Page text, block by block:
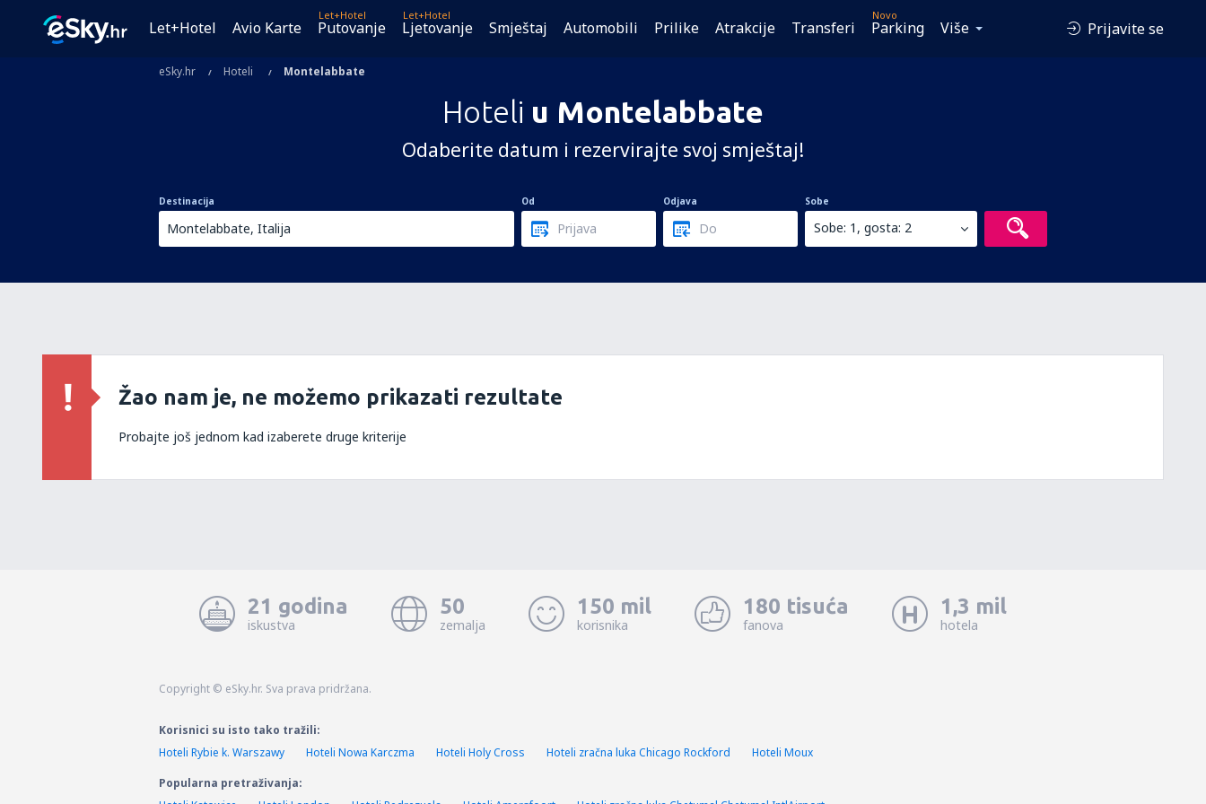
Let+Hotel Avio Karte
Let+Hotel
Putovanje
Let+Hotel
Ljetovanje Smještaj Automobili Prilike Atrakcije Transferi
Novo
Parking Više Prijavite se
eSky.hr Hoteli Montelabbate
Hoteli u Montelabbate
Odaberite datum i rezervirajte svoj smještaj!
Destinacija Od Odjava Sobe
Sobe: 1, gosta: 2
Žao nam je, ne možemo prikazati rezultate
Probajte još jednom kad izaberete druge kriterije
21 godina
iskustva
50
zemalja
150 mil
korisnika
180 tisuća
fanova
1,3 mil
hotela
Copyright © eSky.hr. Sva prava pridržana.
Korisnici su isto tako tražili:
Hoteli Rybie k. Warszawy
Hoteli Nowa Karczma Hoteli Holy Cross Hoteli zračna luka Chicago Rockford
Hoteli Moux
Popularna pretraživanja: